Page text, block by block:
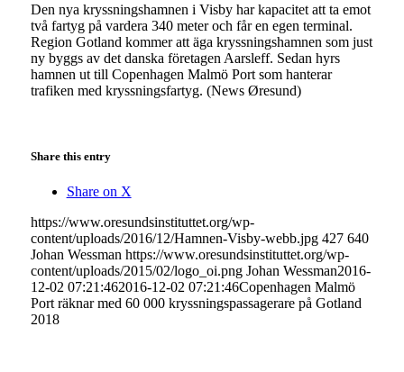
Den nya kryssningshamnen i Visby har kapacitet att ta emot
två fartyg på vardera 340 meter och får en egen terminal.
Region Gotland kommer att äga kryssningshamnen som just
ny byggs av det danska företagen Aarsleff. Sedan hyrs
hamnen ut till Copenhagen Malmö Port som hanterar
trafiken med kryssningsfartyg. (News Øresund)
Share this entry
Share on X
https://www.oresundsinstituttet.org/wp-
content/uploads/2016/12/Hamnen-Visby-webb.jpg 427 640
Johan Wessman https://www.oresundsinstituttet.org/wp-
content/uploads/2015/02/logo_oi.png Johan Wessman2016-
12-02 07:21:462016-12-02 07:21:46Copenhagen Malmö
Port räknar med 60 000 kryssningspassagerare på Gotland
2018